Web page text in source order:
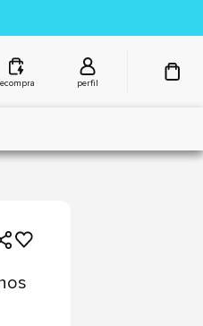
perfil